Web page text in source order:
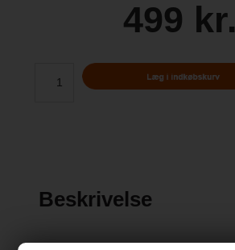
499 kr.
Beskrivelse